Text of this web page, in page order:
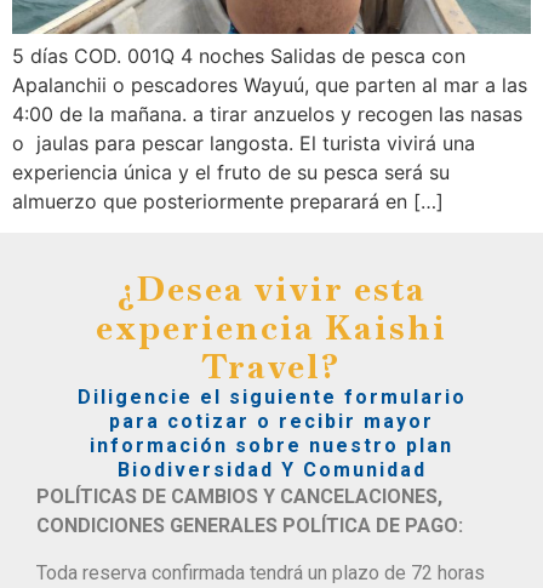
5 días COD. 001Q 4 noches Salidas de pesca con
Apalanchii o pescadores Wayuú, que parten al mar a las
4:00 de la mañana. a tirar anzuelos y recogen las nasas
o jaulas para pescar langosta. El turista vivirá una
experiencia única y el fruto de su pesca será su
almuerzo que posteriormente preparará en […]
¿Desea vivir esta
experiencia Kaishi
Travel?
Diligencie el siguiente formulario
para cotizar o recibir mayor
información sobre nuestro plan
Biodiversidad Y Comunidad
POLÍTICAS DE CAMBIOS Y CANCELACIONES,
CONDICIONES GENERALES POLÍTICA DE PAGO:
Toda reserva confirmada tendrá un plazo de 72 horas